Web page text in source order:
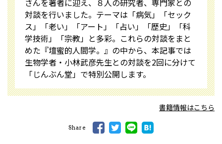
さんを著者に迎え、８人の研究者、専門家との
対談を行いました。テーマは「病気」「セック
ス」「老い」「アート」「占い」「歴史」「科
学技術」「宗教」と多彩。これらの対談をまと
めた『壇蜜的人間学。』の中から、本記事では
生物学者・小林武彦先生との対談を2回に分けて
「じんぶん堂」で特別公開します。
書籍情報はこちら
Share